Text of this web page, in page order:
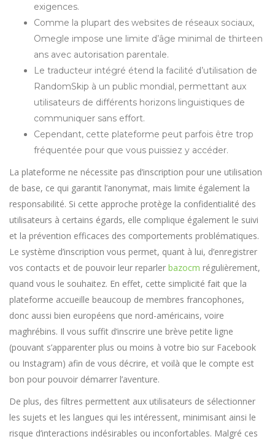
exigences.
Comme la plupart des websites de réseaux sociaux,
Omegle impose une limite d’âge minimal de thirteen
ans avec autorisation parentale.
Le traducteur intégré étend la facilité d’utilisation de
RandomSkip à un public mondial, permettant aux
utilisateurs de différents horizons linguistiques de
communiquer sans effort.
Cependant, cette plateforme peut parfois être trop
fréquentée pour que vous puissiez y accéder.
La plateforme ne nécessite pas d’inscription pour une utilisation
de base, ce qui garantit l’anonymat, mais limite également la
responsabilité. Si cette approche protège la confidentialité des
utilisateurs à certains égards, elle complique également le suivi
et la prévention efficaces des comportements problématiques.
Le système d’inscription vous permet, quant à lui, d’enregistrer
vos contacts et de pouvoir leur reparler bazocm régulièrement,
quand vous le souhaitez. En effet, cette simplicité fait que la
plateforme accueille beaucoup de membres francophones,
donc aussi bien européens que nord-américains, voire
maghrébins. Il vous suffit d’inscrire une brève petite ligne
(pouvant s’apparenter plus ou moins à votre bio sur Facebook
ou Instagram) afin de vous décrire, et voilà que le compte est
bon pour pouvoir démarrer l’aventure.
De plus, des filtres permettent aux utilisateurs de sélectionner
les sujets et les langues qui les intéressent, minimisant ainsi le
risque d’interactions indésirables ou inconfortables. Malgré ces